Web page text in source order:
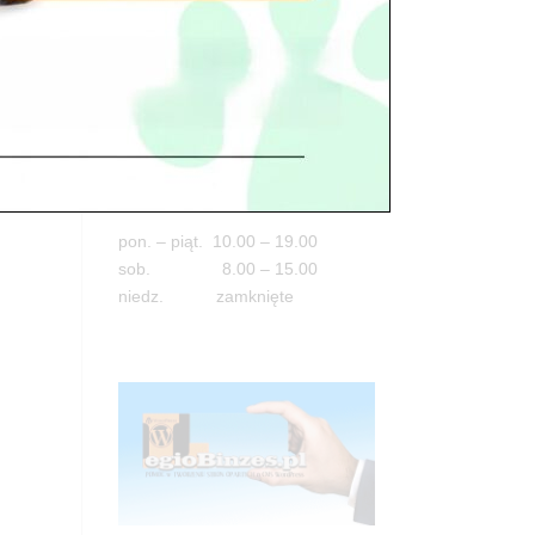
05-100 Nowy Dwór Mazowiecki
tel. 503 900 215
pon. – piąt. 10.00 – 19.00
sob. 8.00 – 15.00
niedz. zamknięte